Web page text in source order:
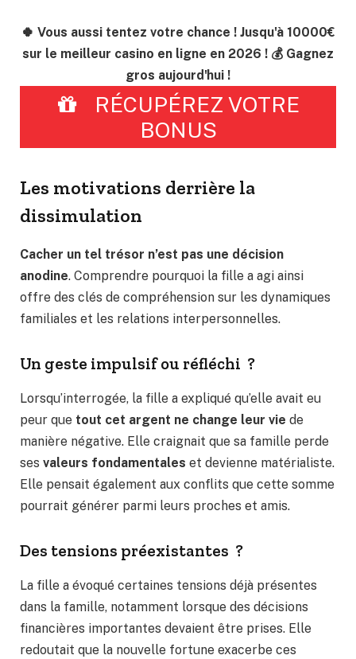
🍀 Vous aussi tentez votre chance ! Jusqu'à 10000€
sur le meilleur casino en ligne en 2026 ! 💰 Gagnez
gros aujourd'hui !
RÉCUPÉREZ VOTRE
BONUS
Les motivations derrière la
dissimulation
Cacher un tel trésor n’est pas une décision
anodine. Comprendre pourquoi la fille a agi ainsi
offre des clés de compréhension sur les dynamiques
familiales et les relations interpersonnelles.
Un geste impulsif ou réfléchi ?
Lorsqu’interrogée, la fille a expliqué qu’elle avait eu
peur que tout cet argent ne change leur vie de
manière négative. Elle craignait que sa famille perde
ses valeurs fondamentales et devienne matérialiste.
Elle pensait également aux conflits que cette somme
pourrait générer parmi leurs proches et amis.
Des tensions préexistantes ?
La fille a évoqué certaines tensions déjà présentes
dans la famille, notamment lorsque des décisions
financières importantes devaient être prises. Elle
redoutait que la nouvelle fortune exacerbe ces